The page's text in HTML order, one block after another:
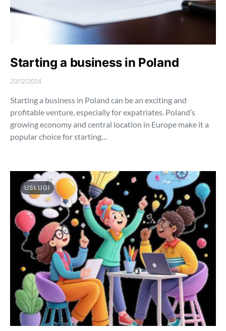
Starting a business in Poland
20/12/2024
Starting a business in Poland can be an exciting and
profitable venture, especially for expatriates. Poland’s
growing economy and central location in Europe make it a
popular choice for starting…
USŁUGI